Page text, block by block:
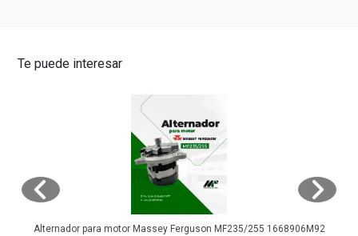
Te puede interesar
Alternador para motor Massey Ferguson MF235/255 1668906M92